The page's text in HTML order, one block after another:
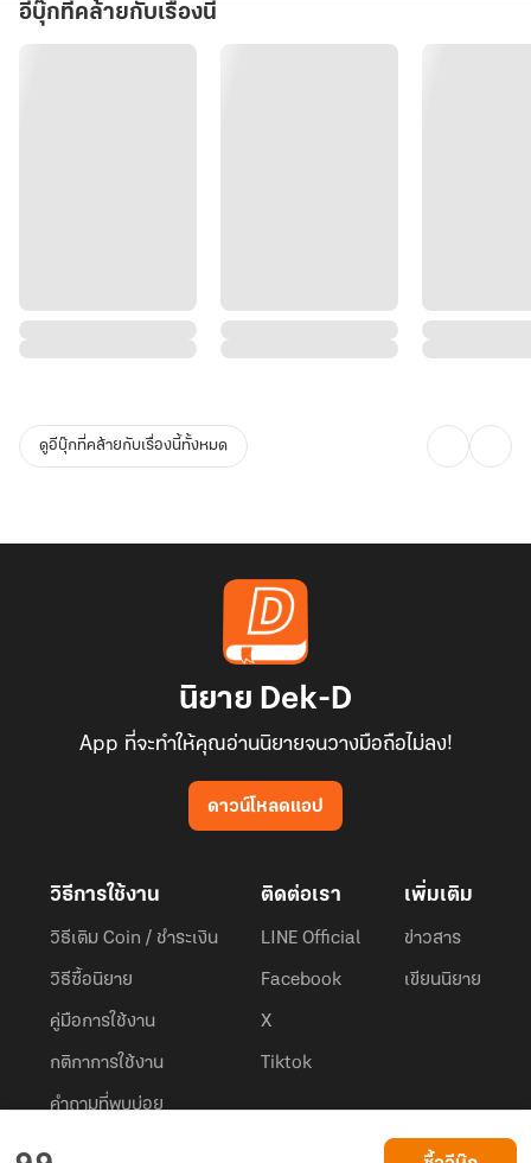
อีบุ๊กที่คล้ายกับเรื่องนี้
ดูอีบุ๊กที่คล้ายกับเรื่องนี้ทั้งหมด
นิยาย Dek-D
App ที่จะทำให้คุณอ่านนิยายจนวางมือถือไม่ลง!
ดาวน์โหลดแอป
วิธีการใช้งาน
วิธีเติม Coin / ชำระเงิน
วิธีซื้อนิยาย
คู่มือการใช้งาน
กติกาการใช้งาน
คำถามที่พบบ่อย
ติดต่อเรา
LINE Official
Facebook
X
Tiktok
เพิ่มเติม
ข่าวสาร
เขียนนิยาย
Dek-D.com ใช้คุกกี้เพื่อพัฒนาประสบการณ์ของ ผู้ใช้ให้ดียิ่งขึ้น